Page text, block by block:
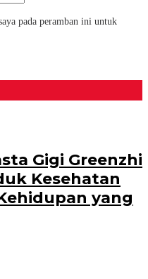
pada peramban ini untuk
Gigi Greenzhi
Kesehatan
yang